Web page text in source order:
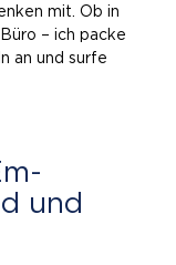
mit. Ob in
– ich packe
an und surfe
und